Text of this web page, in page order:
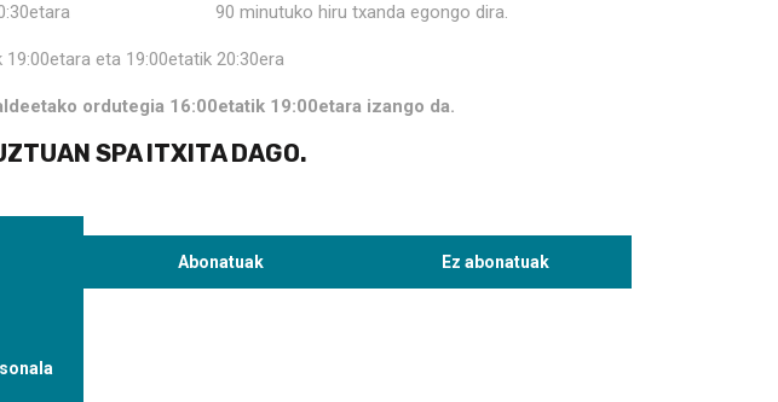
20:30etara 90 minutuko hiru txanda egongo dira.
eta 19:00etatik 20:30era
ordutegia 16:00etatik 19:00etara izango da.
SPA ITXITA DAGO.
Abonatuak Ez abonatuak